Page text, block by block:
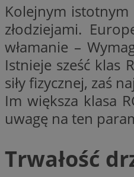
Kolejnym
złodziejami.
włamanie –
Istnieje sześć klas
siły fizycznej, zaś
Im większa klasa
uwagę na ten
Trwałość